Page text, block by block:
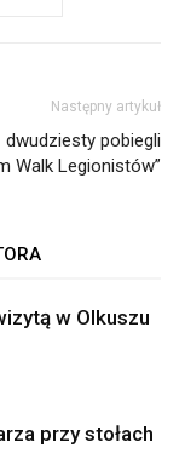
Następny artykuł
dwudziesty pobiegli
Walk Legionistów”
w Olkuszu
przy stołach